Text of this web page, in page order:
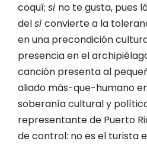
coquí; si no te gusta, pues
delsi convierte a la
en una precondición
presencia en el
canción presenta al
aliado más-que-humano
soberanía cultural y
representante de Puerto
de control: no es el turista